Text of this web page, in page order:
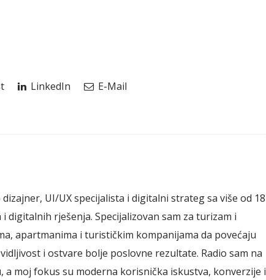
LinkedIn E-Mail
UI/UX specijalista i digitalni strateg sa više od 18
digitalnih rješenja. Specijalizovan sam za turizam i
apartmanima i turističkim kompanijama da povećaju
i ostvare bolje poslovne rezultate. Radio sam na
a moj fokus su moderna korisnička iskustva, konverzije i